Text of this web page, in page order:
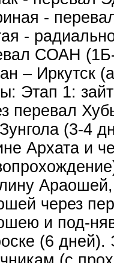
-
-
СОАН (1Б-
– Иркутск
Этап 1:
перевал
(3-4
Архата и
через
и под-
(6